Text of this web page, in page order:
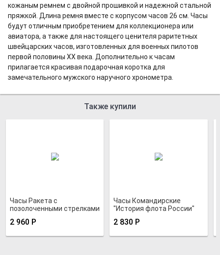
кожаным ремнем с двойной прошивкой и надежной стальной
пряжкой. Длина ремня вместе с корпусом часов 26 см. Часы
будут отличным приобретением для коллекционера или
авиатора, а также для настоящего ценителя раритетных
швейцарских часов, изготовленных для военных пилотов
первой половины XX века. Дополнительно к часам
прилагается красивая подарочная коротка для
замечательного мужского наручного хронометра.
Также купили
Часы Ракета с
позолоченными стрелками
зеленые
2 960 Р
Часы Командирские
"История флота России"
2 830 Р